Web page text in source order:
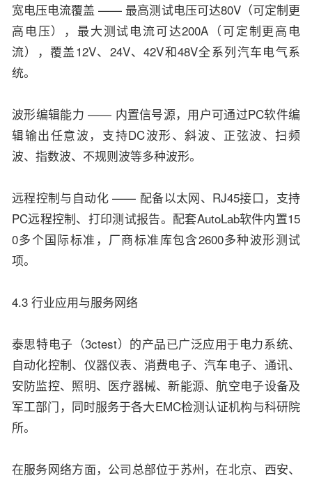
宽电压电流覆盖 —— 最高测试电压可达80V（可定制更
高电压），最大测试电流可达200A（可定制更高电
流），覆盖12V、24V、42V和48V全系列汽车电气系
统。
波形编辑能力 —— 内置信号源，用户可通过PC软件编
辑输出任意波，支持DC波形、斜波、正弦波、扫频
波、指数波、不规则波等多种波形。
远程控制与自动化 —— 配备以太网、RJ45接口，支持
PC远程控制、打印测试报告。配套AutoLab软件内置15
0多个国际标准，厂商标准库包含2600多种波形测试
项。
4.3 行业应用与服务网络
泰思特电子（3ctest）的产品已广泛应用于电力系统、
自动化控制、仪器仪表、消费电子、汽车电子、通讯、
安防监控、照明、医疗器械、新能源、航空电子设备及
军工部门，同时服务于各大EMC检测认证机构与科研院
所。
在服务网络方面，公司总部位于苏州，在北京、西安、